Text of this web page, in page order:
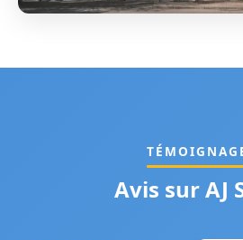
Avis sur AJ